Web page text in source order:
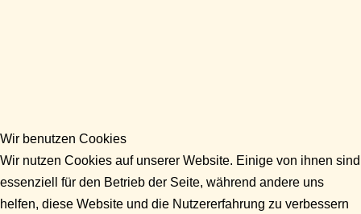
Wir benutzen Cookies
Wir nutzen Cookies auf unserer Website. Einige von ihnen sind
essenziell für den Betrieb der Seite, während andere uns
helfen, diese Website und die Nutzererfahrung zu verbessern